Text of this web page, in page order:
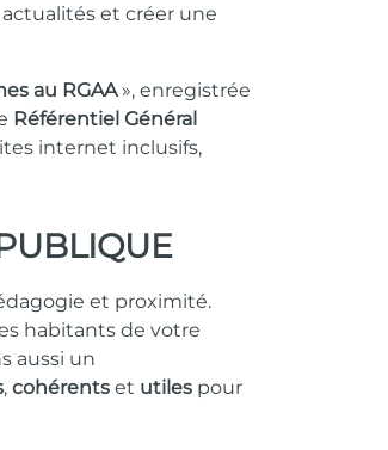
et créer une
au RGAA», enregistrée
Référentiel Général
internet inclusifs,
et proximité.
habitants de votre
aussi un
, cohérents et utiles pour